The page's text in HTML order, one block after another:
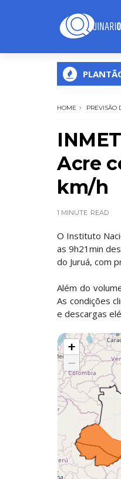
HOME PREVISÃO
Acre
km/h
1 MINUTE READ
O Instituto
as 9h21min
do Juruá, com
Além do
As condições
e descargas